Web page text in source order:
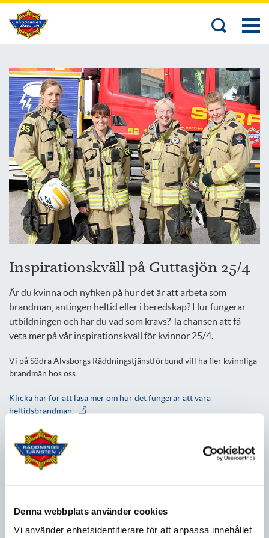
Denna webbplats använder cookies
Vi använder enhetsidentifierare för att anpassa innehållet
Inspirationskväll på Guttasjön 25/4
Är du kvinna och nyfiken på hur det är att arbeta som
brandman, antingen heltid eller i beredskap? Hur fungerar
utbildningen och har du vad som krävs? Ta chansen att få
veta mer på vår inspirationskväll för kvinnor 25/4.
Vi på Södra Älvsborgs Räddningstjänstförbund vill ha fler kvinnliga
brandmän hos oss.
Klicka här för att läsa mer om hur det fungerar att vara
heltidsbrandman.
beredskap.
Om evenemanget
Under kvällen informerar våra brandmän om deras yrkesroll,